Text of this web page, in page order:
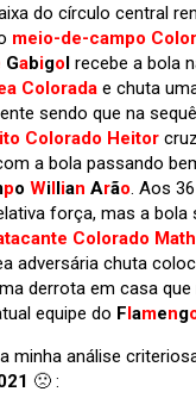
do círculo central
meio-de-campo
Gabigol recebe a bola
Colorada e chuta
sendo que na
Colorado Heitor
a bola passando
po Willian Arão. Aos
força, mas a bola
Colorado
adversária chuta
derrota em casa
equipe do Flameng
minha análise
🙁 :